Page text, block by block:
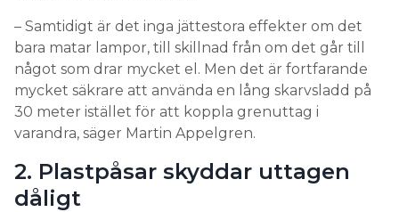
– Samtidigt är det inga jättestora effekter om det
bara matar lampor, till skillnad från om det går till
något som drar mycket el. Men det är fortfarande
mycket säkrare att använda en lång skarvsladd på
30 meter istället för att koppla grenuttag i
varandra, säger Martin Appelgren.
2. Plastpåsar skyddar uttagen
dåligt